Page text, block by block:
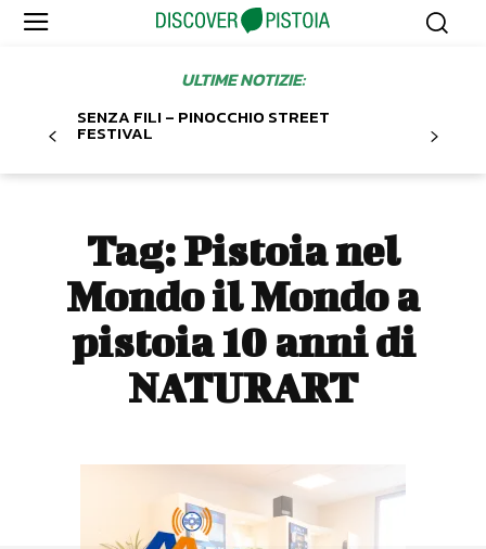
ULTIME NOTIZIE:
SENZA FILI – PINOCCHIO STREET
FESTIVAL
Tag:Pistoia nel
Mondo il Mondo a
pistoia 10 anni di
NATURART